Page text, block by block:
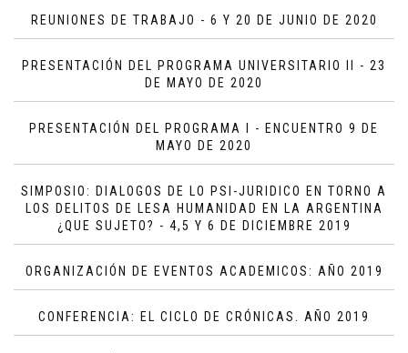
REUNIONES DE TRABAJO - 6 Y 20 DE JUNIO DE 2020
PRESENTACIÓN DEL PROGRAMA UNIVERSITARIO II - 23
DE MAYO DE 2020
PRESENTACIÓN DEL PROGRAMA I - ENCUENTRO 9 DE
MAYO DE 2020
SIMPOSIO: DIALOGOS DE LO PSI-JURIDICO EN TORNO A
LOS DELITOS DE LESA HUMANIDAD EN LA ARGENTINA
¿QUE SUJETO? - 4,5 Y 6 DE DICIEMBRE 2019
ORGANIZACIÓN DE EVENTOS ACADEMICOS: AÑO 2019
CONFERENCIA: EL CICLO DE CRÓNICAS. AÑO 2019